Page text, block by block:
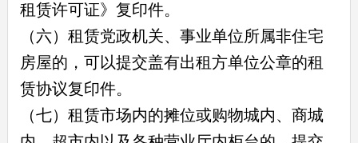
租赁许可证》复印件。
（六）租赁党政机关、事业单位所属非住宅
房屋的，可以提交盖有出租方单位公章的租
赁协议复印件。
（七）租赁市场内的摊位或购物城内、商城